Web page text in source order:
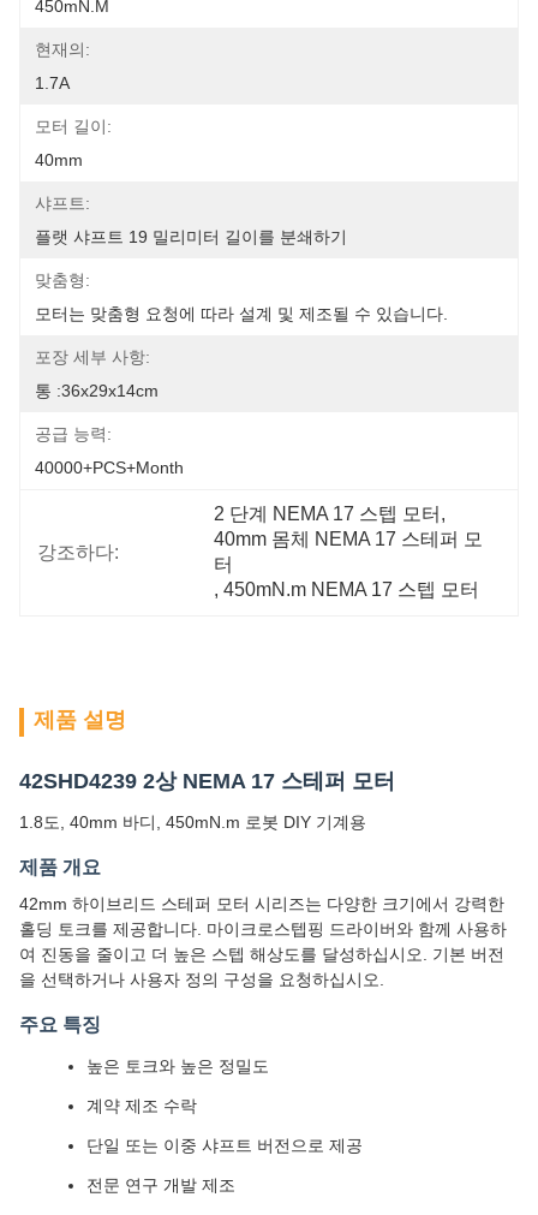
450mN.m
현재의:
1.7A
모터 길이:
40mm
샤프트:
플랫 샤프트 19 밀리미터 길이를 분쇄하기
맞춤형:
모터는 맞춤형 요청에 따라 설계 및 제조될 수 있습니다.
포장 세부 사항:
통 :36x29x14cm
공급 능력:
40000+PCS+Month
강조하다:
2 단계 NEMA 17 스텝 모터 ,
40mm 몸체 NEMA 17 스테퍼 모
터
, 450mN.m NEMA 17 스텝 모터
제품 설명
42SHD4239 2상 NEMA 17 스테퍼 모터
1.8도, 40mm 바디, 450mN.m 로봇 DIY 기계용
제품 개요
42mm 하이브리드 스테퍼 모터 시리즈는 다양한 크기에서 강력한
홀딩 토크를 제공합니다. 마이크로스텝핑 드라이버와 함께 사용하
여 진동을 줄이고 더 높은 스텝 해상도를 달성하십시오. 기본 버전
을 선택하거나 사용자 정의 구성을 요청하십시오.
주요 특징
높은 토크와 높은 정밀도
계약 제조 수락
단일 또는 이중 샤프트 버전으로 제공
전문 연구 개발 제조